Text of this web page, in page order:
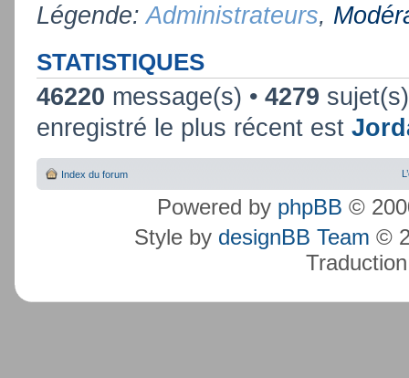
Légende:Administrateurs,
STATISTIQUES
46220 message(s) • 4279
enregistré le plus récent est
Index du forum
Powered by phpBB ©
Style by designBB Team ©